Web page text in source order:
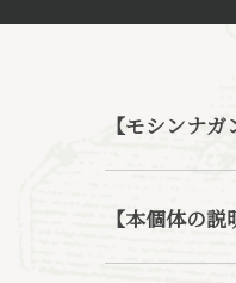
【モシンナ
【本個体の説